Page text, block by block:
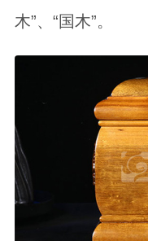
木”、“国木”。